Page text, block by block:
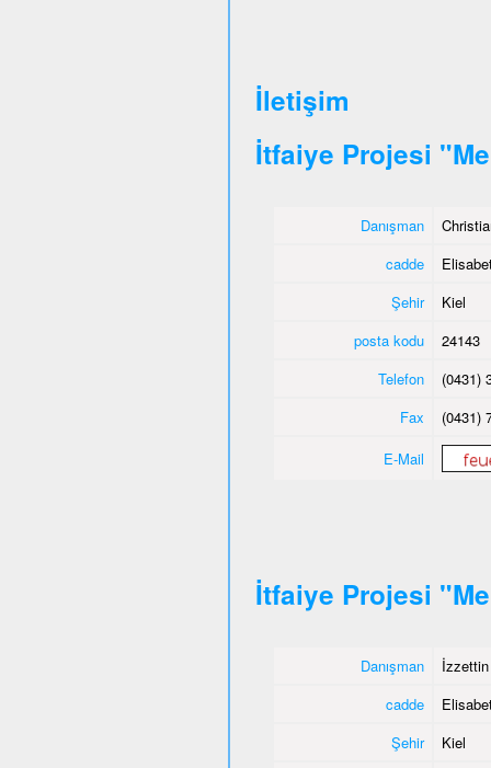
İletişim
İtfaiye Projesi
Danışman
cadde
Şehir
Kiel
posta kodu
24143
Telefon
(0431)
Fax
(0431)
E-Mail
İtfaiye Projesi
Danışman
cadde
Şehir
Kiel